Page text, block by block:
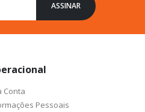
ASSINAR
Conta
Pessoais